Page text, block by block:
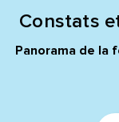
Constats
Panorama de la